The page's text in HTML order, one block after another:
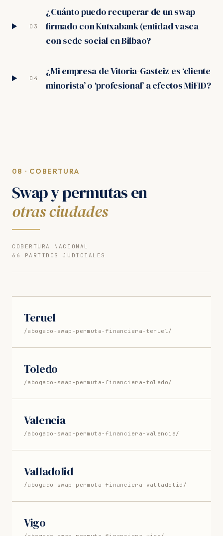
03
¿Cuánto puedo recuperar de un swap
firmado con Kutxabank (entidad vasca
con sede social en Bilbao?
04
¿Mi empresa de Vitoria-Gasteiz es ‘cliente
minorista’ o ‘profesional’ a efectos MiFID?
08 · COBERTURA
Swap y permutas en
otras ciudades
COBERTURA NACIONAL
66 PARTIDOS JUDICIALES
Teruel
/abogado-swap-permuta-financiera-teruel/
Toledo
/abogado-swap-permuta-financiera-toledo/
Valencia
/abogado-swap-permuta-financiera-valencia/
Valladolid
/abogado-swap-permuta-financiera-valladolid/
Vigo